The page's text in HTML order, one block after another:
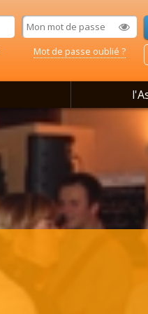
Mot de passe oublié ?